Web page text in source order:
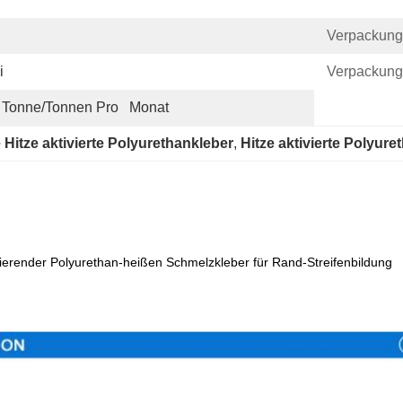
Tonnen Pro   Monat
Hitze aktivierte Polyurethankleber, Hitze aktivierte
Polyurethan-heißen Schmelzkleber für Rand-Streifenbildung